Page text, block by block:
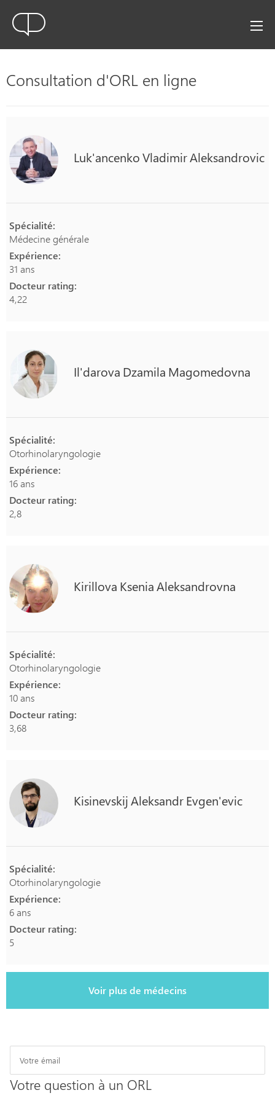
Consultation d'ORL en ligne
Luk'ancenkoVladimirAleksandrovic
Spécialité:
Médecine générale
Expérience:
31 ans
Docteur rating:
4,22
Il'darova Dzamila Magomedovna
Spécialité:
Otorhinolaryngologie
Expérience:
16 ans
Docteur rating:
2,8
Kirillova KseniaAleksandrovna
Spécialité:
Otorhinolaryngologie
Expérience:
10 ans
Docteur rating:
3,68
KisinevskijAleksandrEvgen'evic
Spécialité:
Otorhinolaryngologie
Expérience:
6 ans
Docteur rating:
5
Voir plus de médecins
Votre question à un ORL